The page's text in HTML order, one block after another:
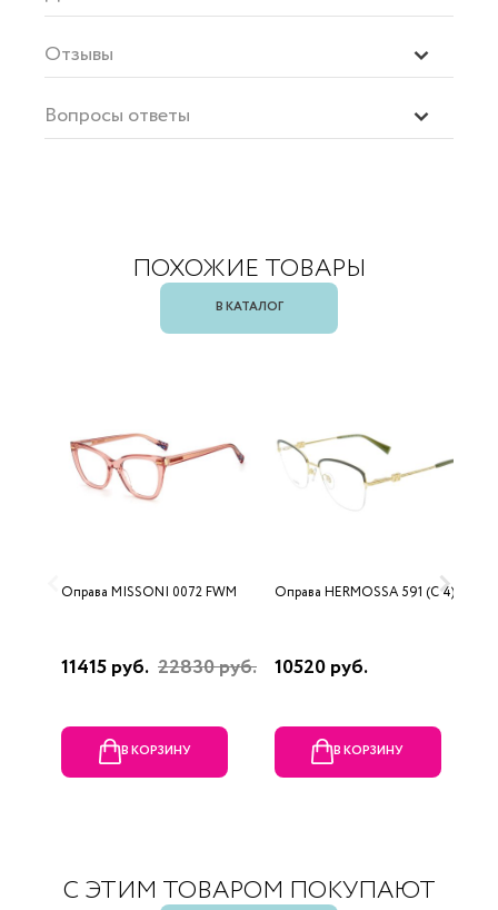
Отзывы
Вопросы ответы
ПОХОЖИЕ ТОВАРЫ
В КАТАЛОГ
Оправа MISSONI 0072 FWM
11415 руб. 22830 руб.
В КОРЗИНУ
Оправа HERMOSSA 591 (C 4)
10520 руб.
В КОРЗИНУ
С ЭТИМ ТОВАРОМ ПОКУПАЮТ